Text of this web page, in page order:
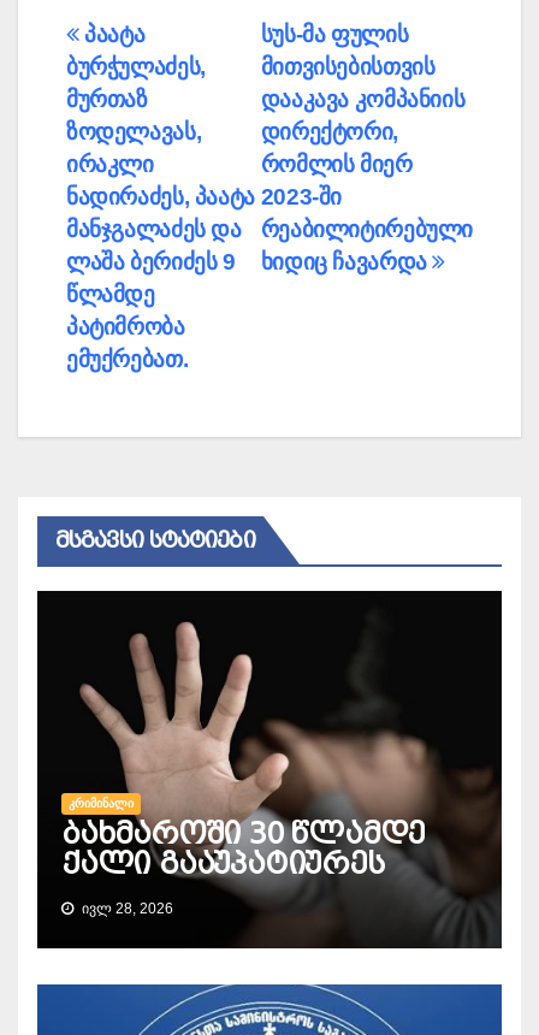
პოსტის
ნავიგაცია
სუს-მა ფულის
მითვისებისთვის
დააკავა კომპანიის
დირექტორი,
რომლის მიერ
2023-ში
რეაბილიტირებული
ხიდიც ჩავარდა
პაატა
ბურჭულაძეს,
მურთაზ
ზოდელავას,
ირაკლი
ნადირაძეს, პაატა
მანჯგალაძეს და
ლაშა ბერიძეს 9
წლამდე
პატიმრობა
ემუქრებათ.
ᲛᲡᲒᲐᲕᲡᲘ ᲡᲢᲐᲢᲘᲔᲑᲘ
ᲙᲠᲘᲛᲘᲜᲐᲚᲘ
ბახმაროში 30 წლამდე
ქალი გააუპატიურეს
ᲘᲕᲚ 28, 2026